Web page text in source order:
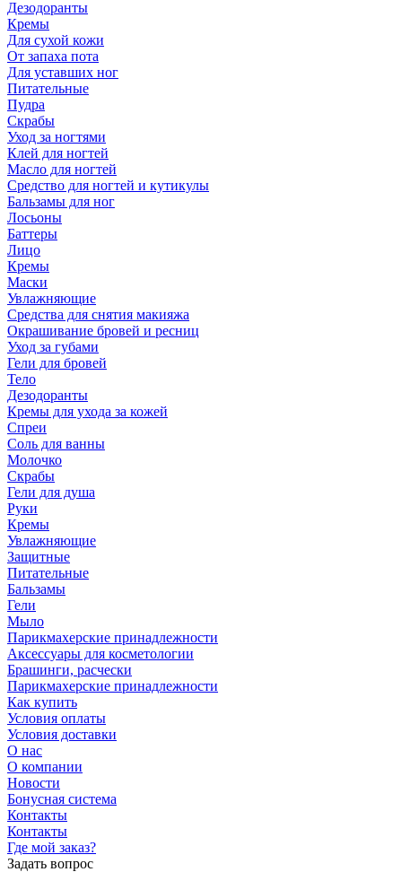
Дезодоранты
Кремы
Для сухой кожи
От запаха пота
Для уставших ног
Питательные
Пудра
Скрабы
Уход за ногтями
Клей для ногтей
Масло для ногтей
Средство для ногтей и кутикулы
Бальзамы для ног
Лосьоны
Баттеры
Лицо
Кремы
Маски
Увлажняющие
Средства для снятия макияжа
Окрашивание бровей и ресниц
Уход за губами
Гели для бровей
Тело
Дезодоранты
Кремы для ухода за кожей
Спреи
Соль для ванны
Молочко
Скрабы
Гели для душа
Руки
Кремы
Увлажняющие
Защитные
Питательные
Бальзамы
Гели
Мыло
Парикмахерские принадлежности
Аксессуары для косметологии
Брашинги, расчески
Парикмахерские принадлежности
Как купить
Условия оплаты
Условия доставки
О нас
О компании
Новости
Бонусная система
Контакты
Контакты
Где мой заказ?
Задать вопрос